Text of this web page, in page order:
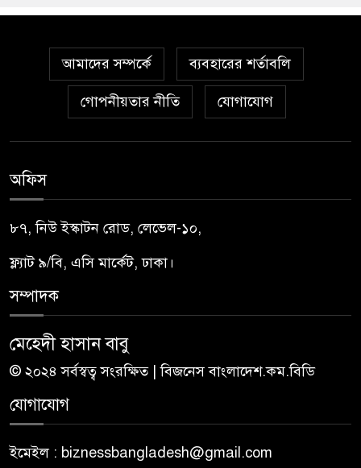
আমাদের সম্পর্কে ব্যবহারের শর্তাবলি
গোপনীয়তার নীতি যোগাযোগ
অফিস
৮৭, নিউ ইস্কাটন রোড, লেভেল-১০,
ফ্ল্যাট ৯/বি, এসি মার্কেট, ঢাকা।
সম্পাদক
মেহেদী হাসান বাবু
© ২০২৪ সর্বস্বত্ব সংরক্ষিত | বিজনেস বাংলাদেশ.কম.বিডি
যোগাযোগ
ইমেইল : biznessbangladesh@gmail.com